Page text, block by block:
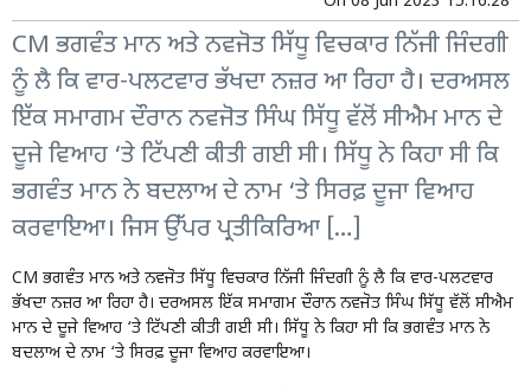
CM ਭਗਵੰਤ ਮਾਨ ਅਤੇ ਨਵਜੋਤ ਸਿੱਧੂ ਵਿਚਕਾਰ ਨਿੱਜੀ ਜਿੰਦਗੀ
ਨੂੰ ਲੈ ਕਿ ਵਾਰ-ਪਲਟਵਾਰ ਭੱਖਦਾ ਨਜ਼ਰ ਆ ਰਿਹਾ ਹੈ। ਦਰਅਸਲ
ਇੱਕ ਸਮਾਗਮ ਦੌਰਾਨ ਨਵਜੋਤ ਸਿੰਘ ਸਿੱਧੂ ਵੱਲੋਂ ਸੀਐਮ ਮਾਨ ਦੇ
ਦੂਜੇ ਵਿਆਹ ‘ਤੇ ਟਿੱਪਣੀ ਕੀਤੀ ਗਈ ਸੀ। ਸਿੱਧੂ ਨੇ ਕਿਹਾ ਸੀ ਕਿ
ਭਗਵੰਤ ਮਾਨ ਨੇ ਬਦਲਾਅ ਦੇ ਨਾਮ ‘ਤੇ ਸਿਰਫ਼ ਦੂਜਾ ਵਿਆਹ
ਕਰਵਾਇਆ। ਜਿਸ ਉੱਪਰ ਪ੍ਰਤੀਕਿਰਿਆ […]
CM ਭਗਵੰਤ ਮਾਨ ਅਤੇ ਨਵਜੋਤ ਸਿੱਧੂ ਵਿਚਕਾਰ ਨਿੱਜੀ ਜਿੰਦਗੀ ਨੂੰ ਲੈ ਕਿ ਵਾਰ-ਪਲਟਵਾਰ
ਭੱਖਦਾ ਨਜ਼ਰ ਆ ਰਿਹਾ ਹੈ। ਦਰਅਸਲ ਇੱਕ ਸਮਾਗਮ ਦੌਰਾਨ ਨਵਜੋਤ ਸਿੰਘ ਸਿੱਧੂ ਵੱਲੋਂ ਸੀਐਮ
ਮਾਨ ਦੇ ਦੂਜੇ ਵਿਆਹ ‘ਤੇ ਟਿੱਪਣੀ ਕੀਤੀ ਗਈ ਸੀ। ਸਿੱਧੂ ਨੇ ਕਿਹਾ ਸੀ ਕਿ ਭਗਵੰਤ ਮਾਨ ਨੇ
ਬਦਲਾਅ ਦੇ ਨਾਮ ‘ਤੇ ਸਿਰਫ਼ ਦੂਜਾ ਵਿਆਹ ਕਰਵਾਇਆ।